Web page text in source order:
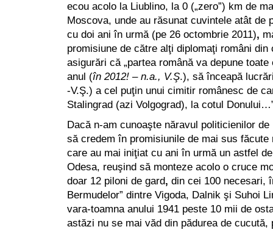
ecou acolo la Liublino, la 0 („zero”) km de
Moscova, unde au răsunat cuvintele atât de
cu doi ani în urmă (pe 26 octombrie 2011),
promisiune de către alţi diplomaţi români din
asigurări că „partea română va depune
anul (în 2012! – n.a., V.Ş.), să înceapă
-V.Ş.) a cel puţin unui cimitir românesc de
Stalingrad (azi Volgograd), la cotul
Dacă n-am cunoaşte năravul politicienilor
să credem în promisiunile de mai sus
care au mai iniţiat cu ani în urmă un astfel
Odesa, reuşind să monteze acolo o cruce
doar 12 piloni de gard, din cei 100 necesari,
Bermudelor” dintre Vigoda, Dalnik şi Suhoi
vara-toamna anului 1941 peste 10 mii de
astăzi nu se mai văd din pădurea de cucută,